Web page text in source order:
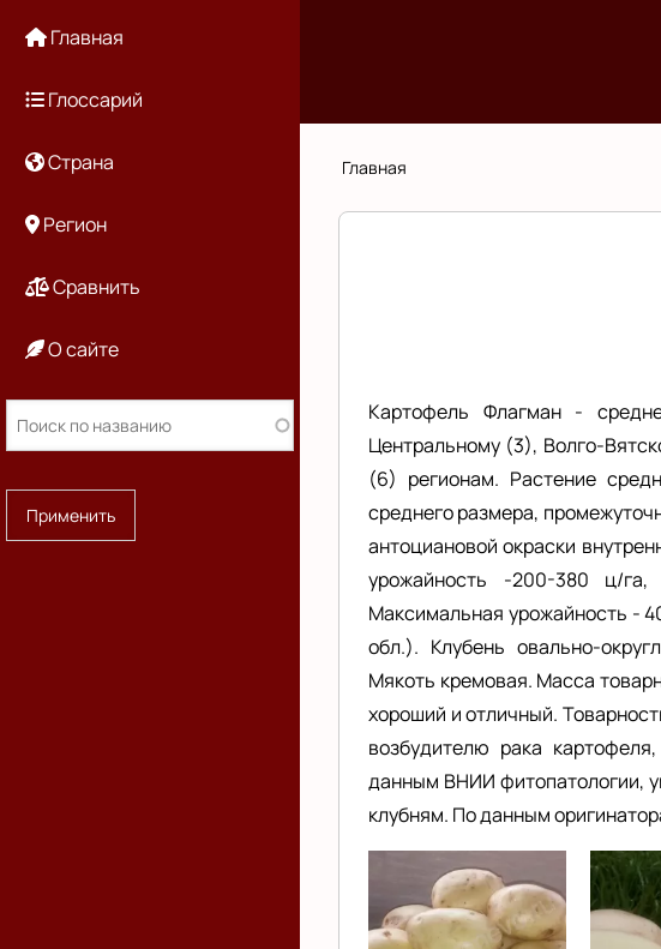
содержанию
Основная
навигация
Главная
Глоссарий
Страна
Регион
Сравнить
О сайте
Строка
навигации
Главная
Картофель Флагман -
Центральному (3), Волго-
(6) регионам. Растение
среднего размера,
антоциановой окраски
урожайность -200-380 ц/
Максимальная урожайность -
обл.). Клубень овально-
Мякоть кремовая. Масса
хороший и отличный.
возбудителю рака
данным ВНИИ фитопатологии,
клубням. По данным